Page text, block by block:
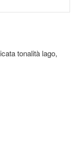
tonalità lago,